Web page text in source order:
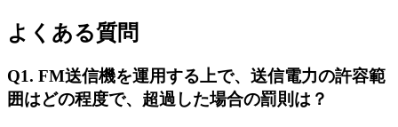
よくある質問
Q1. FM送信機を運用する上で、送信電力の許容範
囲はどの程度で、超過した場合の罰則は？